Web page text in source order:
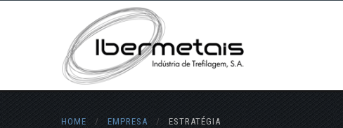
HOME / EMPRESA / ESTRATÉGIA